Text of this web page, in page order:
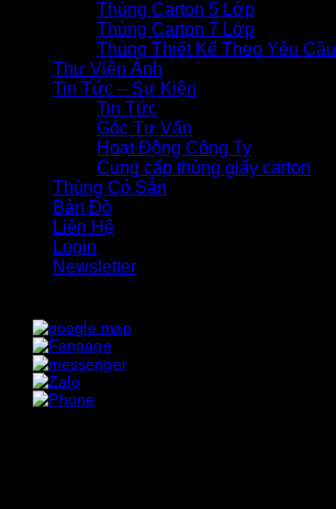
Thùng Carton 5 Lớp
Thùng Carton 7 Lớp
Thùng Thiết Kế Theo Yêu Cầu
Thư Viện Ảnh
Tin Tức – Sự Kiện
Tin Tức
Góc Tư Vấn
Hoạt Động Công Ty
Cung cấp thùng giấy carton
Thùng Có Sẵn
Bản Đồ
Liên Hệ
Login
Newsletter